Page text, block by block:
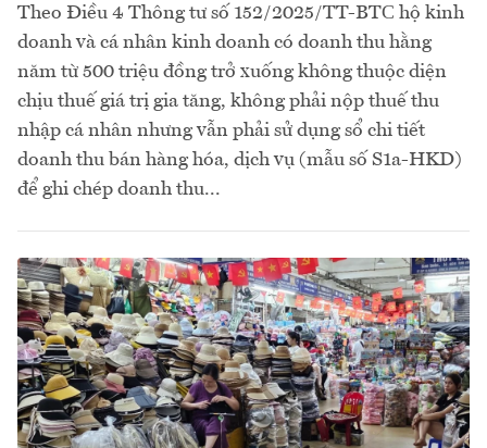
Theo Điều 4 Thông tư số 152/2025/TT-BTС hộ kinh
doanh và cá nhân kinh doanh có doanh thu hằng
năm từ 500 triệu đồng trở xuống không thuộc diện
chịu thuế giá trị gia tăng, không phải nộp thuế thu
nhập cá nhân nhưng vẫn phải sử dụng sổ chi tiết
doanh thu bán hàng hóa, dịch vụ (mẫu số S1a-HKD)
để ghi chép doanh thu...